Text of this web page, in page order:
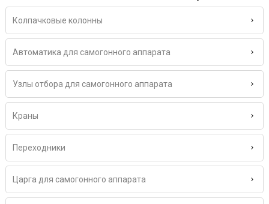
Колпачковые колонны
Автоматика для самогонного аппарата
Узлы отбора для самогонного аппарата
Краны
Переходники
Царга для самогонного аппарата